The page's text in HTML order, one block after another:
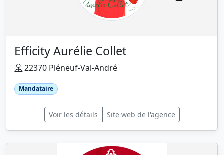
Efficity Aurélie Collet
22370 Pléneuf-Val-André
Mandataire
Voir les détails Site web de l'agence